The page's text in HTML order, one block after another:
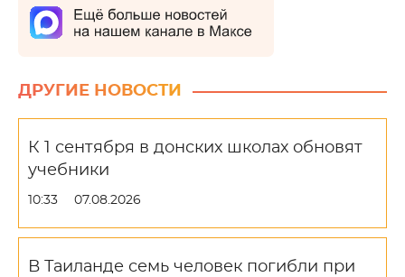
ДРУГИЕ НОВОСТИ
К 1 сентября в донских школах обновят
учебники
10:33 07.08.2026
В Таиланде семь человек погибли при